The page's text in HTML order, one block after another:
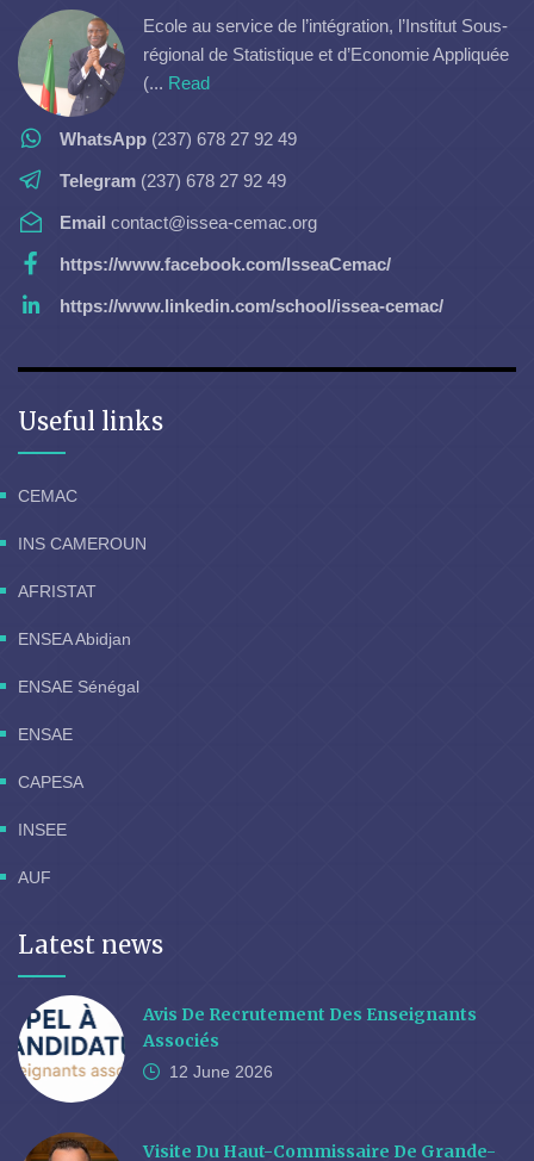
Ecole au service de l’intégration, l’Institut Sous-
régional de Statistique et d’Economie Appliquée
(... Read
WhatsApp (237) 678 27 92 49
Telegram (237) 678 27 92 49
Email contact@issea-cemac.org
https://www.facebook.com/IsseaCemac/
https://www.linkedin.com/school/issea-cemac/
Useful links
CEMAC
INS CAMEROUN
AFRISTAT
ENSEA Abidjan
ENSAE Sénégal
ENSAE
CAPESA
INSEE
AUF
Latest news
Avis De Recrutement Des Enseignants
Associés
12 June 2026
Visite Du Haut-Commissaire De Grande-